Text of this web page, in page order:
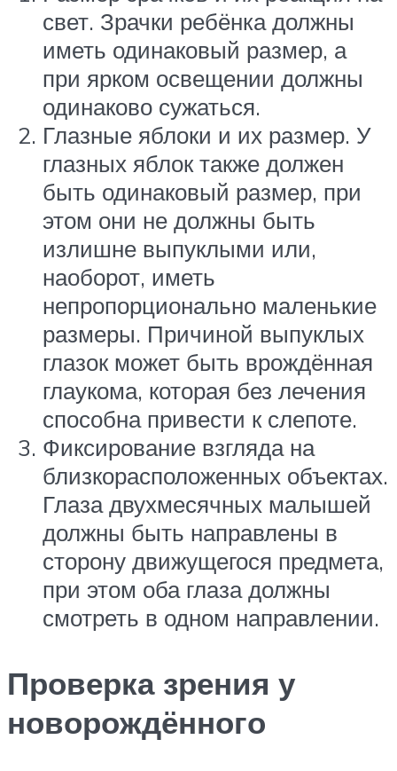
свет. Зрачки ребёнка должны
иметь одинаковый размер, а
при ярком освещении должны
одинаково сужаться.
Глазные яблоки и их размер. У
глазных яблок также должен
быть одинаковый размер, при
этом они не должны быть
излишне выпуклыми или,
наоборот, иметь
непропорционально маленькие
размеры. Причиной выпуклых
глазок может быть врождённая
глаукома, которая без лечения
способна привести к слепоте.
Фиксирование взгляда на
близкорасположенных объектах.
Глаза двухмесячных малышей
должны быть направлены в
сторону движущегося предмета,
при этом оба глаза должны
смотреть в одном направлении.
Проверка зрения у
новорождённого